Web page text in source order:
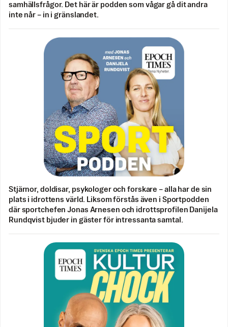
samhällsfrågor. Det här är podden som vågar gå dit andra
inte når – in i gränslandet.
Stjärnor, doldisar, psykologer och forskare – alla har de sin
plats i idrottens värld. Liksom förstås även i Sportpodden
där sportchefen Jonas Arnesen och idrottsprofilen Danijela
Rundqvist bjuder in gäster för intressanta samtal.